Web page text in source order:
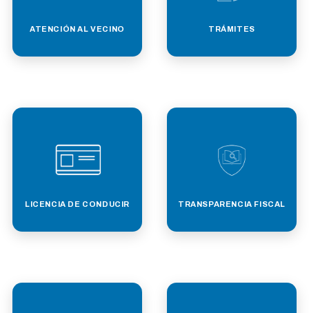
ATENCIÓN AL VECINO TRÁMITES
LICENCIA DE CONDUCIR TRANSPARENCIA FISCAL